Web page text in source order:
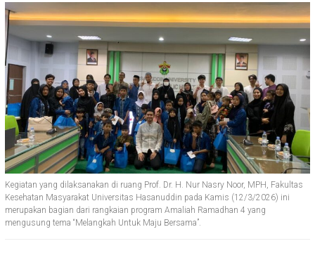
Kegiatan yang dilaksanakan di ruang Prof. Dr. H. Nur Nasry Noor, MPH, Fakultas
Kesehatan Masyarakat Universitas Hasanuddin pada Kamis (12/3/2026) ini
merupakan bagian dari rangkaian program Amaliah Ramadhan 4 yang
mengusung tema “Melangkah Untuk Maju Bersama”.